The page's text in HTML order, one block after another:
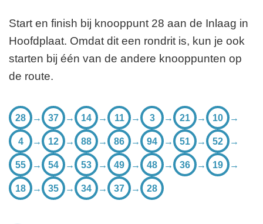
Start en finish bij knooppunt 28 aan de Inlaag in
Hoofdplaat. Omdat dit een rondrit is, kun je ook
starten bij één van de andere knooppunten op
de route.
28 → 37 → 14 → 11 → 3 → 21 → 10 →
4 → 12 → 88 → 86 → 94 → 51 → 52 →
55 → 54 → 53 → 49 → 48 → 36 → 19 →
18 → 35 → 34 → 37 → 28